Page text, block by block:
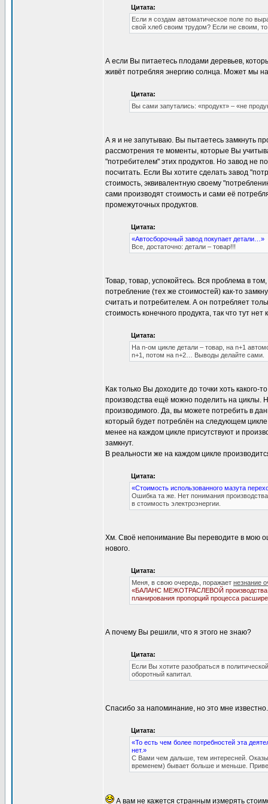
Цитата:
Если я создам автоматическое поле по
свой хлеб своим трудом? Если не своим,
А если Вы питаетесь плодами деревьев,
живёт потребляя энергию солнца. Может мы
Цитата:
Вы сами запутались: «продукт» – «не
А я и не запутываю. Вы пытаетесь замкнуть
рассмотрения те моменты, которые Вы
"потребителем" этих продуктов. Но завод не
посчитать. Если Вы хотите сделать завод
стоимость, эквивалентную своему
сами производят стоимость и сами её
промежуточных продуктов.
Цитата:
«Автосборочный завод покупает детали…»
Все, достаточно: детали – товар!!!
Товар, товар, успокойтесь. Вся проблема в
потребление (тех же стоимостей) как-то
считать и потребителем. А он потребляет
стоимость конечного продукта, так что тут нет
Цитата:
На n-ом цикле детали – товар, на n+1
n+1, потом на n+2… Выводы делайте сами.
Как только Вы доходите до точки хоть
производства ещё можно поделить на циклы.
производимого. Да, вы можете потребить в
который будет потреблён на следующем
менее на каждом цикле присутствуют и
замкнут.
В реальности же на каждом цикле
Цитата:
«Стоимость использованного мазута
Ошибка та же. Нет понимания
в стоимость электроэнергии.
Хм. Своё непонимание Вы переводите в мою
нового.
Цитата:
Меня, в свою очередь, поражает незнание
«БАЛАНС МЕЖОТРАСЛЕВОЙ производства и
планирования пропорций процесса
А почему Вы решили, что я этого не знаю?
Цитата:
Если Вы хотите разобраться в
оборотный капитал.
Спасибо за напоминание, но это мне известно.
Цитата:
«То есть чем более потребностей эта
нет.»
С Вами чем дальше, тем интересней.
временем) бывает больше и меньше.
А вам не кажется странным измерять